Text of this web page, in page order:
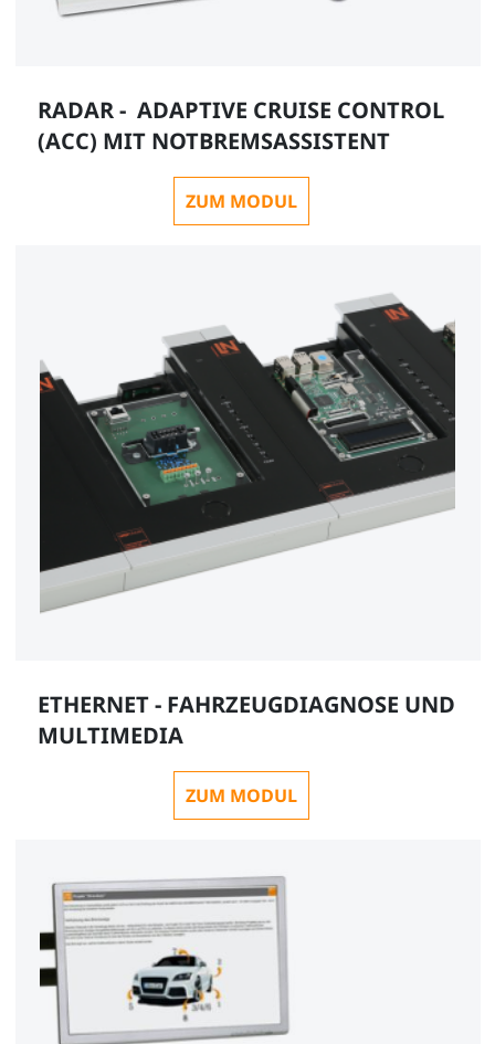
RADAR - ADAPTIVE CRUISE CONTROL
(ACC) MIT NOTBREMSASSISTENT
ZUM MODUL
ETHERNET - FAHRZEUGDIAGNOSE UND
MULTIMEDIA
ZUM MODUL